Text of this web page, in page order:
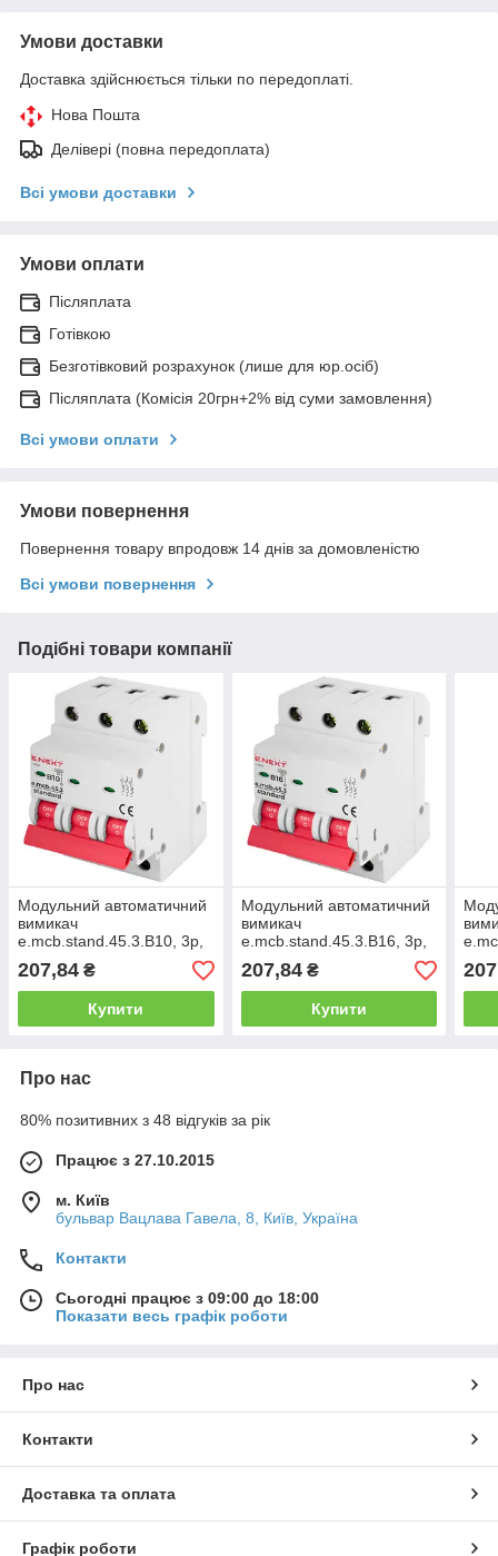
Умови доставки
Доставка здійснюється тільки по передоплаті.
Нова Пошта
Делівері (повна передоплата)
Всі умови доставки
Умови оплати
Післяплата
Готівкою
Безготівковий розрахунок (лише для юр.осіб)
Післяплата (Комісія 20грн+2% від суми замовлення)
Всі умови оплати
Умови повернення
Повернення товару впродовж 14 днів за домовленістю
Всі умови повернення
Подібні товари компанії
Модульний автоматичний
вимикач
e.mcb.stand.45.3.B10, 3р,
10А, В, 4,5 кА
207,84 ₴
Купити
Модульний автоматичний
вимикач
e.mcb.stand.45.3.B16, 3р,
16А, В, 4,5 кА
207,84₴
Купити
Про нас
80% позитивних з 48 відгуків за рік
Працює з 27.10.2015
м. Київ
бульвар Вацлава Гавела, 8, Київ, Україна
Контакти
Сьогодні працює з 09:00 до 18:00
Показати весь графік роботи
Про нас
Контакти
Доставка та оплата
Графік роботи